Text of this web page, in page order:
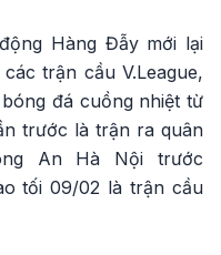
Hàng Đẫy mới lại
trận cầu V.League,
đá cuồng nhiệt từ
trước là trận ra quân
An Hà Nội trước
tối 09/02 là trận cầu